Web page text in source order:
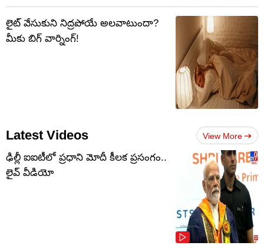
లైట్ వేసుకుని నిద్రపోయే అలవాటుందా?
మీకు బిగ్ వార్నింగ్!
Latest Videos View More
ఢిల్లీ ఐఐటీలో ప్రధాని మోదీ కీలక ప్రసంగం..
లైవ్ వీడియో